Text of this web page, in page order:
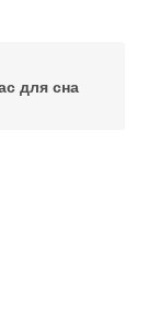
для сна